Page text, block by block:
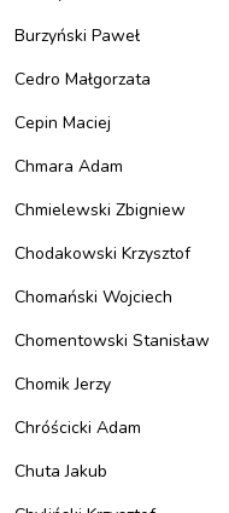
Burzyński Paweł
Cedro Małgorzata
Cepin Maciej
Chmara Adam
Chmielewski Zbigniew
Chodakowski Krzysztof
Chomański Wojciech
Chomentowski Stanisław
Chomik Jerzy
Chróścicki Adam
Chuta Jakub